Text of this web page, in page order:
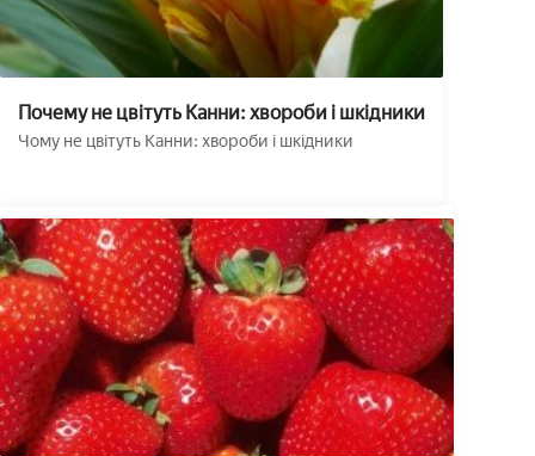
Почему не цвітуть Канни: хвороби і шкідники
Чому не цвітуть Канни: хвороби і шкідники